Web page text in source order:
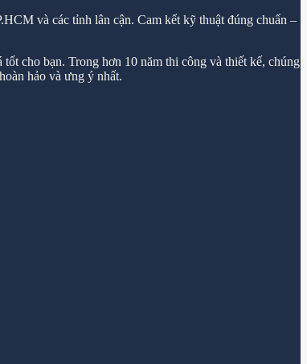
và các tỉnh lân cận. Cam kết kỹ thuật đúng chuẩn –
cho bạn. Trong hơn 10 năm thi công và thiết kế, chúng
hảo và ưng ý nhất.